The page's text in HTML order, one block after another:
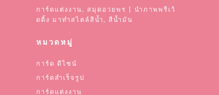
การ์ดแต่งงาน, สมุดอวยพร | นำภาพพรีเว้
ดดิ้ง มาทำสไตล์สีน้ำ, สีน้ำมัน
หมวดหมู่
การ์ด ดีไซน์
การ์ดสำเร็จรูป
การ์ดแต่งงาน